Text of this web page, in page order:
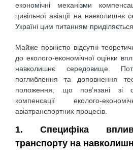
економічні механізми
цивільної авіації на
Україні цим питанням
Майже повністю відсутні
до еколого-економічної оцінки
навколишнє середовище.
поглиблення та доповнення
положення, що пов’язані зі
компенсації еколого-
авіатранспортних процесів.
1. Специфіка
транспорту на